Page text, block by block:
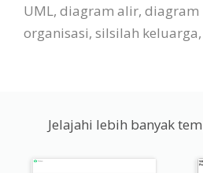
UML, diagram alir, diagram
organisasi, silsilah keluarga,
Jelajahi lebih banyak